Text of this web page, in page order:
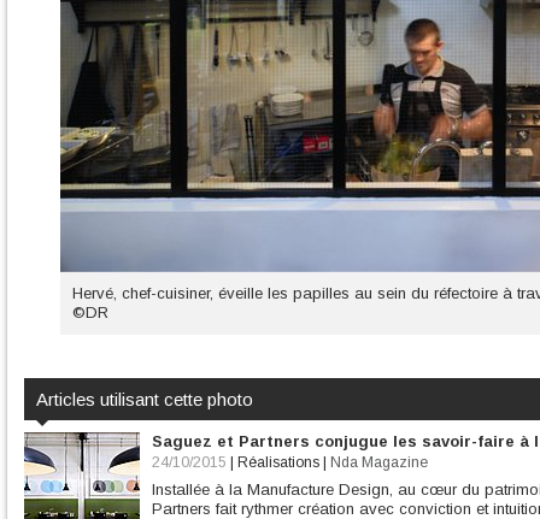
Hervé, chef-cuisiner, éveille les papilles au sein du réfectoire à
©DR
Articles utilisant cette photo
Saguez et Partners conjugue les savoir-faire à
24/10/2015 Réalisations Nda Magazine
Installée à la Manufacture Design, au cœur du
Partners fait rythmer création avec conviction et